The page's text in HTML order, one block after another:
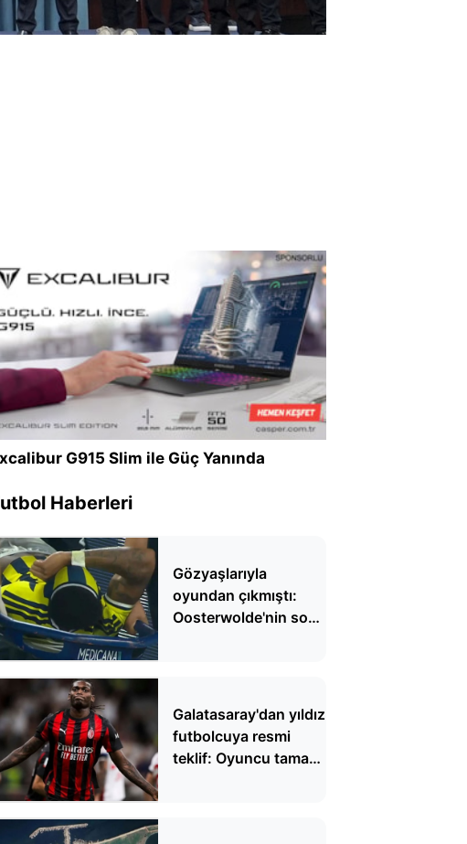
G915 Slim ile Güç Yanında
Haberleri
Gözyaşlarıyla
oyundan çıkmıştı:
Oosterwolde'nin son
Galatasaray'dan yıldız
futbolcuya resmi
teklif: Oyuncu tamam